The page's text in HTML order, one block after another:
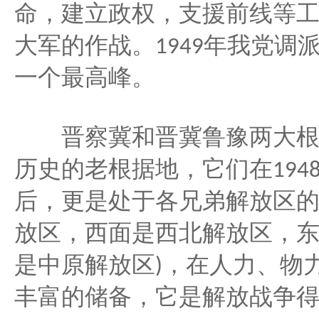
命，建立政权，支援前线等
大军的作战。
1949年我党调
一个最高峰。
晋察冀和晋冀鲁豫两大根
历史的老根据地，它们在
后，更是处于各兄弟解放区
放区，西面是西北解放区，
是中原解放区 ) ，在人力、物
丰富的储备，它是解放战争